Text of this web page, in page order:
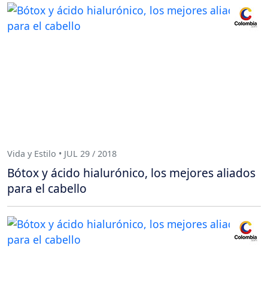
Vida y Estilo • JUL 29 / 2018
Bótox y ácido hialurónico, los mejores aliados
para el cabello